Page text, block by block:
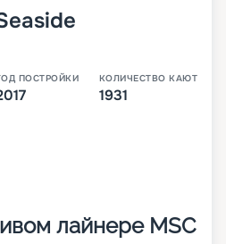
ПОСТРОЙКИ КОЛИЧЕСТВО КАЮТ
1931
лайнере MSC